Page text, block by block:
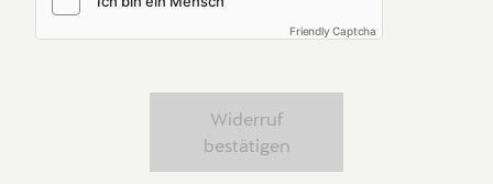
Friendly Captcha
Widerruf
bestätigen